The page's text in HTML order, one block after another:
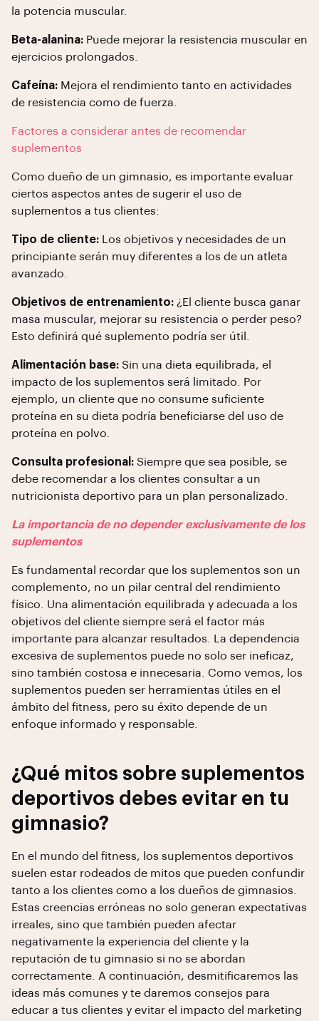
la potencia muscular.
Beta-alanina: Puede mejorar la resistencia muscular en
ejercicios prolongados.
Cafeína: Mejora el rendimiento tanto en actividades
de resistencia como de fuerza.
Factores a considerar antes de recomendar
suplementos
Como dueño de un gimnasio, es importante evaluar
ciertos aspectos antes de sugerir el uso de
suplementos a tus clientes:
Tipo de cliente: Los objetivos y necesidades de un
principiante serán muy diferentes a los de un atleta
avanzado.
Objetivos de entrenamiento: ¿El cliente busca ganar
masa muscular, mejorar su resistencia o perder peso?
Esto definirá qué suplemento podría ser útil.
Alimentación base: Sin una dieta equilibrada, el
impacto de los suplementos será limitado. Por
ejemplo, un cliente que no consume suficiente
proteína en su dieta podría beneficiarse del uso de
proteína en polvo.
Consulta profesional: Siempre que sea posible, se
debe recomendar a los clientes consultar a un
nutricionista deportivo para un plan personalizado.
La importancia de no depender exclusivamente de los
suplementos
Es fundamental recordar que los suplementos son un
complemento, no un pilar central del rendimiento
físico. Una alimentación equilibrada y adecuada a los
objetivos del cliente siempre será el factor más
importante para alcanzar resultados. La dependencia
excesiva de suplementos puede no solo ser ineficaz,
sino también costosa e innecesaria. Como vemos, los
suplementos pueden ser herramientas útiles en el
ámbito del fitness, pero su éxito depende de un
enfoque informado y responsable.
¿Qué mitos sobre suplementos
deportivos debes evitar en tu
gimnasio?
En el mundo del fitness, los suplementos deportivos
suelen estar rodeados de mitos que pueden confundir
tanto a los clientes como a los dueños de gimnasios.
Estas creencias erróneas no solo generan expectativas
irreales, sino que también pueden afectar
negativamente la experiencia del cliente y la
reputación de tu gimnasio si no se abordan
correctamente. A continuación, desmitificaremos las
ideas más comunes y te daremos consejos para
educar a tus clientes y evitar el impacto del marketing